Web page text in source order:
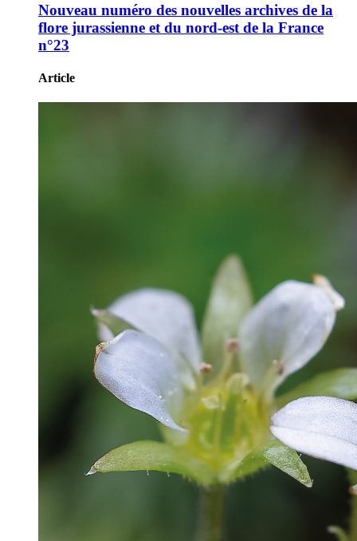
Nouveau numéro des nouvelles archives de la
flore jurassienne et du nord-est de la France
n°23
Article